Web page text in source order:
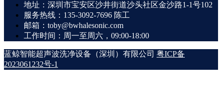
地址：深圳市宝安区沙井街道沙头社区金沙路1-1号102
服务热线：135-3092-7696 陈工
邮箱：toby@bwhalesonic.com
工作时间：周一至周六，09:00-18:00
蓝鲸智能超声波洗净设备（深圳）有限公司 粤ICP备
2023061232号-1